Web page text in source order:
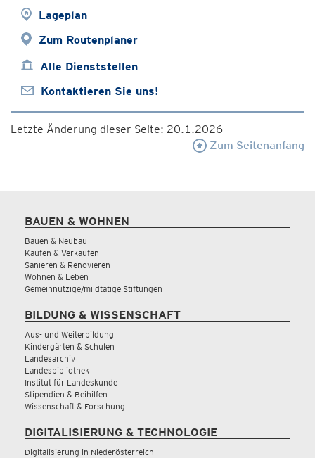
Lageplan
Zum Routenplaner
Alle Dienststellen
Kontaktieren Sie uns!
Letzte Änderung dieser Seite: 20.1.2026
Zum Seitenanfang
BAUEN & WOHNEN
Bauen & Neubau
Kaufen & Verkaufen
Sanieren & Renovieren
Wohnen & Leben
Gemeinnützige/mildtätige Stiftungen
BILDUNG & WISSENSCHAFT
Aus- und Weiterbildung
Kindergärten & Schulen
Landesarchiv
Landesbibliothek
Institut für Landeskunde
Stipendien & Beihilfen
Wissenschaft & Forschung
DIGITALISIERUNG & TECHNOLOGIE
Digitalisierung in Niederösterreich